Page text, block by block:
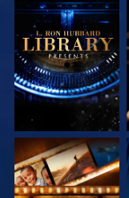
VERKEN DE SERIE
VERKEN DE SERIE